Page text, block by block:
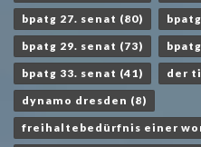
bpatg 27. senat (80)
bpatg 29. senat (73)
bpatg 33. senat (41) der
dynamo dresden (8)
freihaltebedürfnis einer